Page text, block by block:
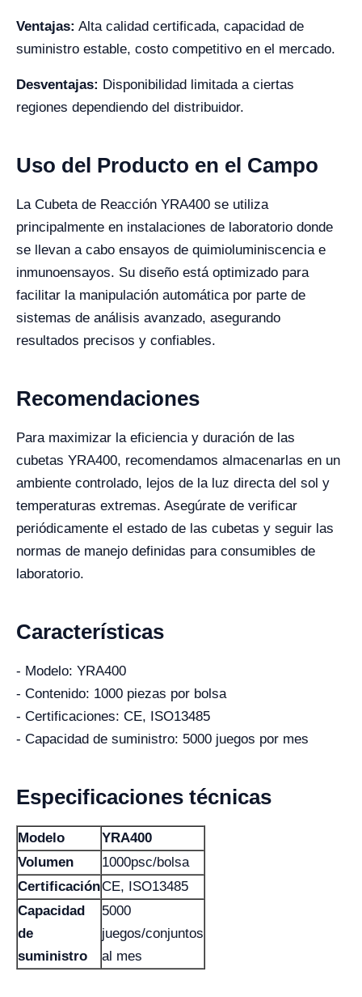
Ventajas: Alta calidad certificada, capacidad de
suministro estable, costo competitivo en el mercado.
Desventajas: Disponibilidad limitada a ciertas
regiones dependiendo del distribuidor.
Uso del Producto en el Campo
La Cubeta de Reacción YRA400 se utiliza
principalmente en instalaciones de laboratorio donde
se llevan a cabo ensayos de quimioluminiscencia e
inmunoensayos. Su diseño está optimizado para
facilitar la manipulación automática por parte de
sistemas de análisis avanzado, asegurando
resultados precisos y confiables.
Recomendaciones
Para maximizar la eficiencia y duración de las
cubetas YRA400, recomendamos almacenarlas en un
ambiente controlado, lejos de la luz directa del sol y
temperaturas extremas. Asegúrate de verificar
periódicamente el estado de las cubetas y seguir las
normas de manejo definidas para consumibles de
laboratorio.
Características
- Modelo: YRA400
- Contenido: 1000 piezas por bolsa
- Certificaciones: CE, ISO13485
- Capacidad de suministro: 5000 juegos por mes
Especificaciones técnicas
Modelo
YRA400
Volumen
1000psc/bolsa
CertificaciónCE, ISO13485
Capacidad
de
suministro
5000
juegos/conjuntos
al mes